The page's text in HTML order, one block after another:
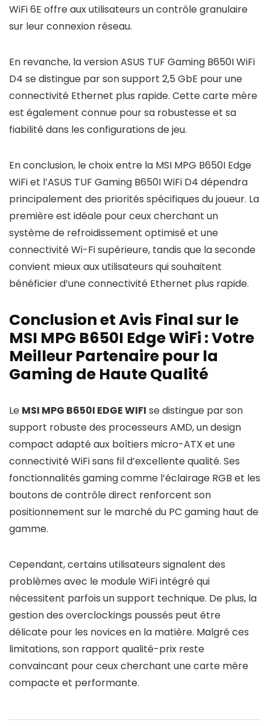
WiFi 6E offre aux utilisateurs un contrôle granulaire
sur leur connexion réseau.
En revanche, la version ASUS TUF Gaming B650I WiFi
D4 se distingue par son support 2,5 GbE pour une
connectivité Ethernet plus rapide. Cette carte mère
est également connue pour sa robustesse et sa
fiabilité dans les configurations de jeu.
En conclusion, le choix entre la MSI MPG B650I Edge
WiFi et l’ASUS TUF Gaming B650I WiFi D4 dépendra
principalement des priorités spécifiques du joueur. La
première est idéale pour ceux cherchant un
système de refroidissement optimisé et une
connectivité Wi-Fi supérieure, tandis que la seconde
convient mieux aux utilisateurs qui souhaitent
bénéficier d’une connectivité Ethernet plus rapide.
Conclusion et Avis Final sur le
MSI MPG B650I Edge WiFi : Votre
Meilleur Partenaire pour la
Gaming de Haute Qualité
Le MSI MPG B650I EDGE WIFI se distingue par son
support robuste des processeurs AMD, un design
compact adapté aux boîtiers micro-ATX et une
connectivité WiFi sans fil d’excellente qualité. Ses
fonctionnalités gaming comme l’éclairage RGB et les
boutons de contrôle direct renforcent son
positionnement sur le marché du PC gaming haut de
gamme.
Cependant, certains utilisateurs signalent des
problèmes avec le module WiFi intégré qui
nécessitent parfois un support technique. De plus, la
gestion des overclockings poussés peut être
délicate pour les novices en la matière. Malgré ces
limitations, son rapport qualité-prix reste
convaincant pour ceux cherchant une carte mère
compacte et performante.